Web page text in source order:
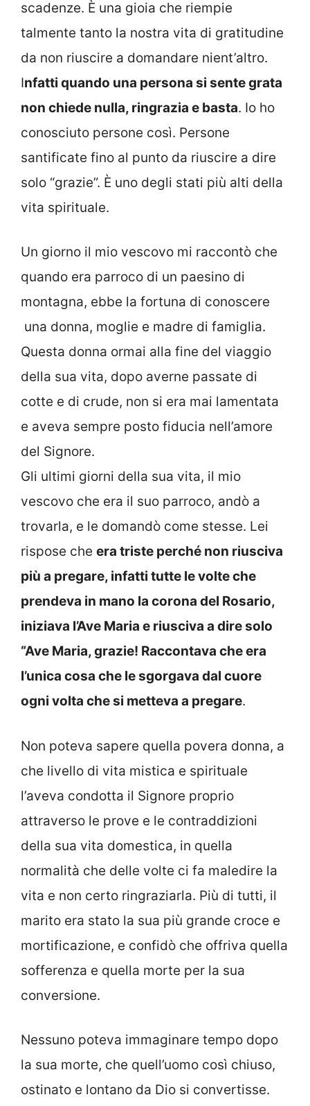
scadenze. È una gioia che riempie
talmente tanto la nostra vita di gratitudine
da non riuscire a domandare nient’altro.
Infatti quando una persona si sente grata
non chiede nulla, ringrazia e basta. Io ho
conosciuto persone così. Persone
santificate fino al punto da riuscire a dire
solo “grazie”. È uno degli stati più alti della
vita spirituale.
Un giorno il mio vescovo mi raccontò che
quando era parroco di un paesino di
montagna, ebbe la fortuna di conoscere
una donna, moglie e madre di famiglia.
Questa donna ormai alla fine del viaggio
della sua vita, dopo averne passate di
cotte e di crude, non si era mai lamentata
e aveva sempre posto fiducia nell’amore
del Signore.
Gli ultimi giorni della sua vita, il mio
vescovo che era il suo parroco, andò a
trovarla, e le domandò come stesse. Lei
rispose che era triste perché non riusciva
più a pregare, infatti tutte le volte che
prendeva in mano la corona del Rosario,
iniziava l’Ave Maria e riusciva a dire solo
“Ave Maria, grazie! Raccontava che era
l’unica cosa che le sgorgava dal cuore
ogni volta che si metteva a pregare.
Non poteva sapere quella povera donna, a
che livello di vita mistica e spirituale
l’aveva condotta il Signore proprio
attraverso le prove e le contraddizioni
della sua vita domestica, in quella
normalità che delle volte ci fa maledire la
vita e non certo ringraziarla. Più di tutti, il
marito era stato la sua più grande croce e
mortificazione, e confidò che offriva quella
sofferenza e quella morte per la sua
conversione.
Nessuno poteva immaginare tempo dopo
la sua morte, che quell’uomo così chiuso,
ostinato e lontano da Dio si convertisse.